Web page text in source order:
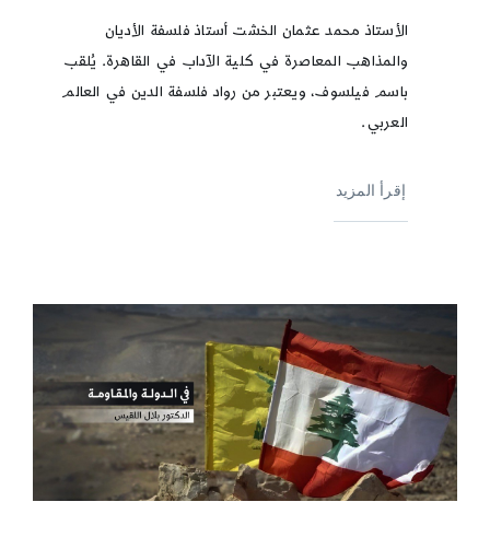
الأستاذ محمد عثمان الخشت أستاذ فلسفة الأديان
والمذاهب المعاصرة في كلية الآداب في القاهرة. يُلقب
باسم فيلسوف، ويعتبر من رواد فلسفة الدين في العالم
العربي.
إقرأ المزيد